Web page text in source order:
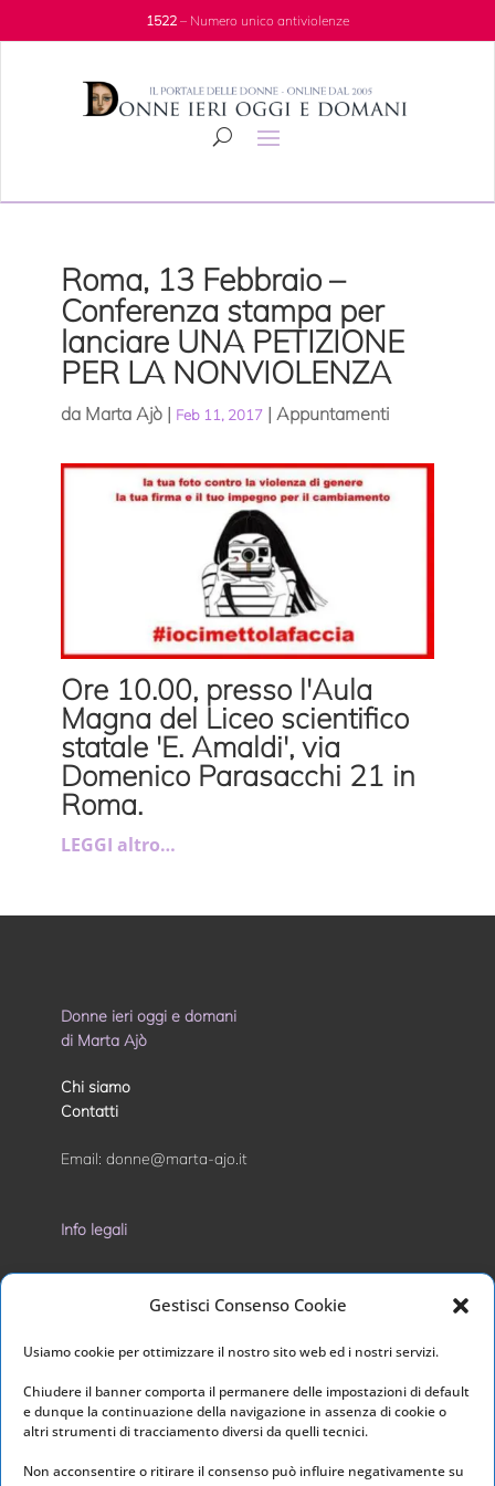
Gestisci Consenso Cookie
Usiamo cookie per ottimizzare il nostro sito web ed i nostri servizi.
Chiudere il banner comporta il permanere delle impostazioni di default
e dunque la continuazione della navigazione in assenza di cookie o
altri strumenti di tracciamento diversi da quelli tecnici.
Non acconsentire o ritirare il consenso può influire negativamente su
1522– Numero unico antiviolenze
Roma, 13 Febbraio –
Conferenza stampa per
lanciare UNA PETIZIONE
PER LA NONVIOLENZA
da Marta Ajò| Feb 11, 2017| Appuntamenti
Ore 10.00, presso l'Aula
Magna del Liceo scientifico
statale 'E. Amaldi', via
Domenico Parasacchi 21 in
Roma.
LEGGI altro…
Donne ieri oggi e domani
di Marta Ajò
Chi siamo
Contatti
Email: donne@marta-ajo.it
Info legali
Privacy Policy
Cookie Policy